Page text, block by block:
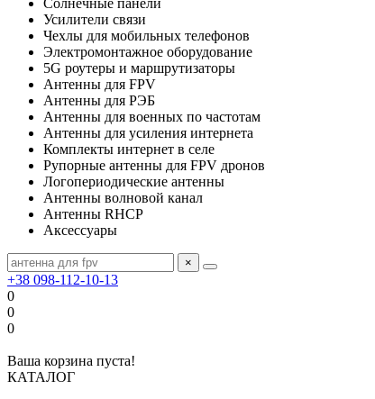
Солнечные панели
Усилители связи
Чехлы для мобильных телефонов
Электромонтажное оборудование
5G роутеры и маршрутизаторы
Антенны для FPV
Антенны для РЭБ
Антенны для военных по частотам
Антенны для усиления интернета
Комплекты интернет в селе
Рупорные антенны для FPV дронов
Логопериодические антенны
Антенны волновой канал
Антенны RHCP
Аксессуары
×
+38 098-112-10-13
0
0
0
Ваша корзина пуста!
КАТАЛОГ